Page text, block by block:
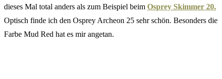
dieses Mal total anders als zum Beispiel beim Osprey Skimmer 20.
Optisch finde ich den Osprey Archeon 25 sehr schön. Besonders die
Farbe Mud Red hat es mir angetan.